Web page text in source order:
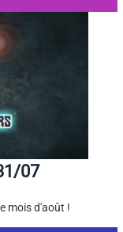
07
mois d'août !